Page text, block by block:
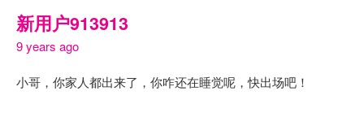
新用户913913
9 years ago
小哥，你家人都出来了，你咋还在睡觉呢，快出场吧！